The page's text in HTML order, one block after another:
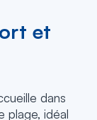
et
dans
plage, idéal